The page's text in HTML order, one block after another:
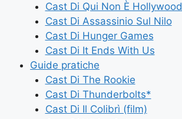
Cast Di Qui Non È Hollywood
Cast Di Assassinio Sul Nilo
Cast Di Hunger Games
Cast Di It Ends With Us
Guide pratiche
Cast Di The Rookie
Cast Di Thunderbolts*
Cast Di Il Colibrì (film)